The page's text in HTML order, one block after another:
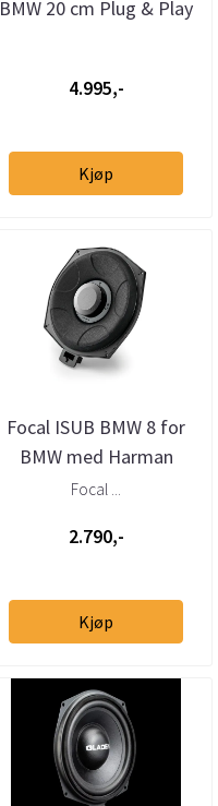
BMW 20 cm Plug & Play
4.995,-
Kjøp
Focal ISUB BMW 8 for
BMW med Harman
Kardon (stk)
Focal ...
2.790,-
Kjøp